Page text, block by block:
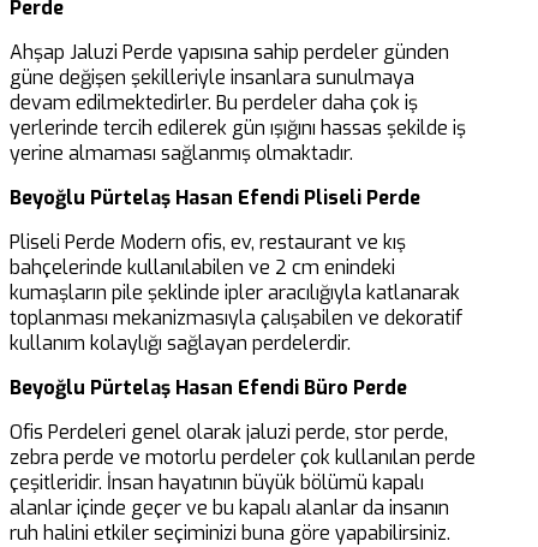
Perde
Ahşap Jaluzi Perde yapısına sahip perdeler günden
güne değişen şekilleriyle insanlara sunulmaya
devam edilmektedirler. Bu perdeler daha çok iş
yerlerinde tercih edilerek gün ışığını hassas şekilde iş
yerine almaması sağlanmış olmaktadır.
Beyoğlu Pürtelaş Hasan Efendi Pliseli Perde
Pliseli Perde Modern ofis, ev, restaurant ve kış
bahçelerinde kullanılabilen ve 2 cm enindeki
kumaşların pile şeklinde ipler aracılığıyla katlanarak
toplanması mekanizmasıyla çalışabilen ve dekoratif
kullanım kolaylığı sağlayan perdelerdir.
Beyoğlu Pürtelaş Hasan Efendi Büro Perde
Ofis Perdeleri genel olarak jaluzi perde, stor perde,
zebra perde ve motorlu perdeler çok kullanılan perde
çeşitleridir. İnsan hayatının büyük bölümü kapalı
alanlar içinde geçer ve bu kapalı alanlar da insanın
ruh halini etkiler seçiminizi buna göre yapabilirsiniz.